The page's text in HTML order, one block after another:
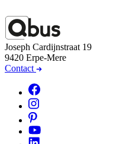
Joseph Cardijnstraat 19
9420 Erpe-Mere
Contact